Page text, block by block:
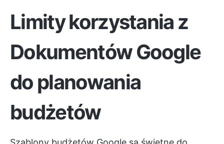
Limity korzystania z
Dokumentów Google
do planowania
budżetów